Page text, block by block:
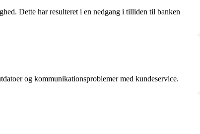
Dette har resulteret i en nedgang i tilliden til banken
og kommunikationsproblemer med kundeservice.